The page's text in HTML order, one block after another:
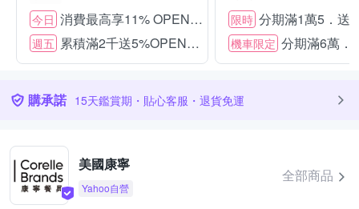
今日 消費最高享11% OPENPOINT
週五 累積滿2千送5%OPENPOINT
限時 分期滿1萬5．送
機車限定 分期滿6萬．
購承諾 15天鑑賞期・貼心客服・退貨免運
美國康寧
Yahoo自營
全部商品